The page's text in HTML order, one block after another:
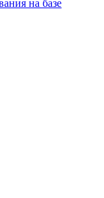
на базе